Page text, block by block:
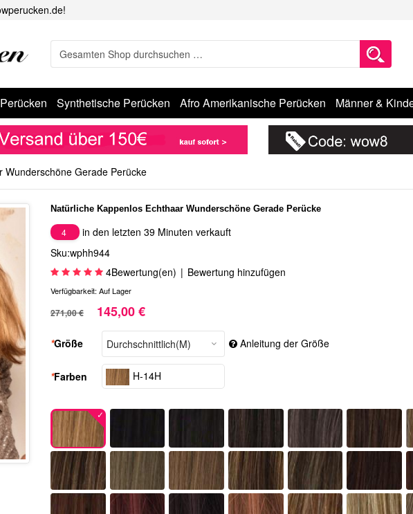
Synthetische Perücken Afro Amerikanische Perücken Männer &
Wunderschöne Gerade Perücke
Natürliche Kappenlos Echthaar Wunderschöne Gerade Perücke
4
in den letzten 39 Minuten verkauft
Sku:wphh944
4Bewertung(en) | Bewertung hinzufügen
Verfügbarkeit: Auf Lager
271,00 € 145,00 €
*Größe Anleitung der Größe
*Farben H-14H